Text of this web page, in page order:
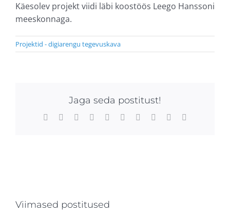
Käesolev projekt viidi läbi koostöös Leego Hanssoni
meeskonnaga.
Projektid - digiarengu tegevuskava
Jaga seda postitust!
Facebook Reddit LinkedInWhatsApp
TumblrPinterest Xing
Viimased postitused